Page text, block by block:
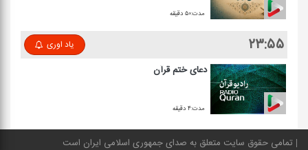
مدت:۵۰ دقیقه
۲۳:۵۵ یاد اوری
دعای ختم قرآن
مدت:۴ دقیقه
تمامی حقوق سایت متعلق به صدای جمهوری اسلامی ایران است